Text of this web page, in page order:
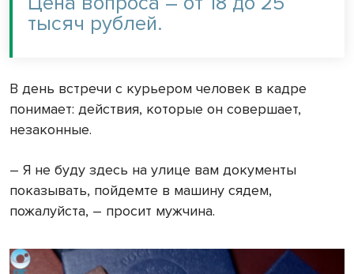
тысяч рублей.
В день встречи с курьером человек в кадре
понимает: действия, которые он совершает,
незаконные.
– Я не буду здесь на улице вам документы
показывать, пойдемте в машину сядем,
пожалуйста, – просит мужчина.